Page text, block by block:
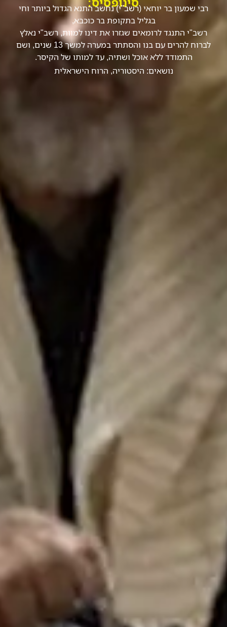
רבי שמעון בר יוחאי (רשב"י) נחשב התנא הגדול ביותר וחי
בגליל בתקופת בר כוכבא,
רשב"י התנגד לרומאים שגזרו את דינו למוות, רשב"י נאלץ
לברוח להרים עם בנו והסתתר במערה למשך 13 שנים, ושם
התמודד ללא אוכל ושתיה, עד למותו של הקיסר.
נושאים: היסטוריה, הרוח הישראלית